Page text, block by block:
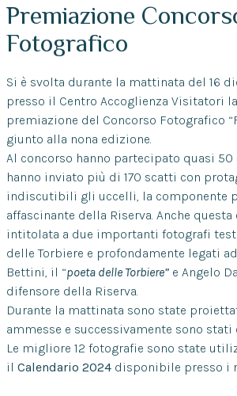
Premiazione
Fotografico
Si è svolta durante la mattinata del 16
presso il Centro Accoglienza Visitatori
premiazione del Concorso Fotografico
giunto alla nona edizione.
Al concorso hanno partecipato quasi
hanno inviato più di 170 scatti con
indiscutibili gli uccelli, la componente
affascinante della Riserva. Anche
intitolata a due importanti fotografi
delle Torbiere e profondamente legati
Bettini, il “poeta delle Torbiere”e Angelo
difensore della Riserva.
Durante la mattinata sono state
ammesse e successivamente sono
Le migliore 12 fotografie sono state
il Calendario 2024disponibile presso i